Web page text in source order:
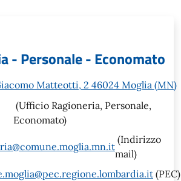
- Personale - Economato
Matteotti, 2 46024 Moglia (MN)
(Ufficio Ragioneria, Personale,
Economato)
(Indirizzo
mail)
(PEC)